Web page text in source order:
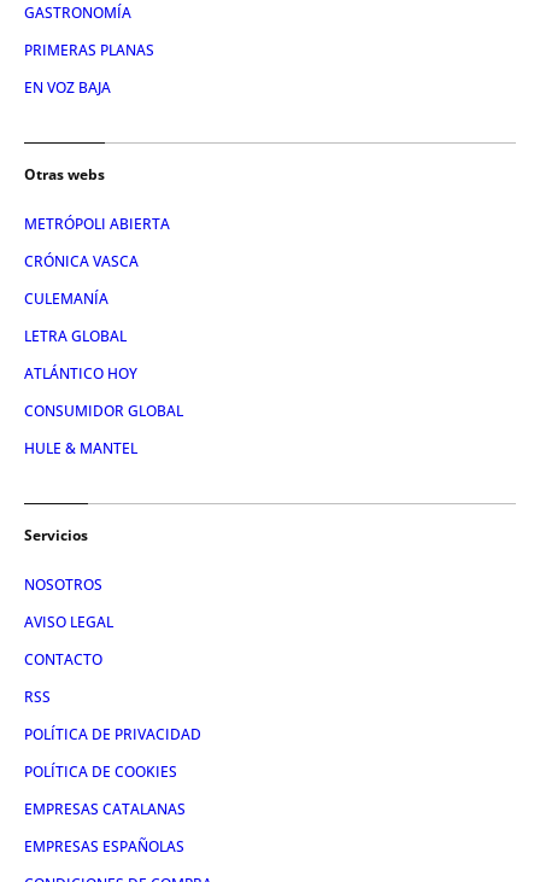
GASTRONOMÍA
PRIMERAS PLANAS
EN VOZ BAJA
Otras webs
METRÓPOLI ABIERTA
CRÓNICA VASCA
CULEMANÍA
LETRA GLOBAL
ATLÁNTICO HOY
CONSUMIDOR GLOBAL
HULE & MANTEL
Servicios
NOSOTROS
AVISO LEGAL
CONTACTO
RSS
POLÍTICA DE PRIVACIDAD
POLÍTICA DE COOKIES
EMPRESAS CATALANAS
EMPRESAS ESPAÑOLAS